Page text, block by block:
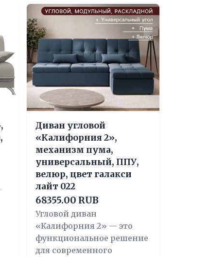
Диван угловой
«Калифорния 2»,
механизм пума,
универсальный, ППУ,
велюр, цвет галакси
лайт 022
68355.00 RUB
Угловой диван
«Калифорния 2» — это
функциональное решение
для современного